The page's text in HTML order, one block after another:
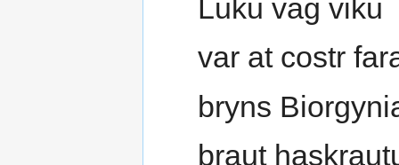
Luku vag viku
var at costr
bryns
braut